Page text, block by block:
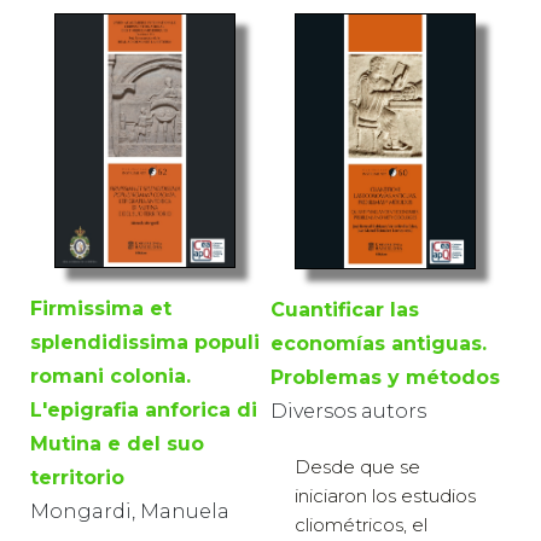
Firmissima et
splendidissima populi
romani colonia.
L'epigrafia anforica di
Mutina e del suo
territorio
Mongardi, Manuela
Cuantificar las
economías antiguas.
Problemas y métodos
Diversos autors
Desde que se
iniciaron los estudios
cliométricos, el